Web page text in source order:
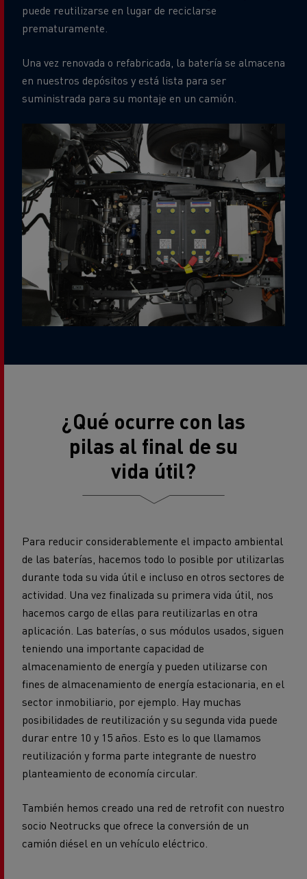
puede reutilizarse en lugar de reciclarse
prematuramente.
Una vez renovada o refabricada, la batería se almacena
en nuestros depósitos y está lista para ser
suministrada para su montaje en un camión.
¿Qué ocurre con las
pilas al final de su
vida útil?
Para reducir considerablemente el impacto ambiental
de las baterías, hacemos todo lo posible por utilizarlas
durante toda su vida útil e incluso en otros sectores de
actividad. Una vez finalizada su primera vida útil, nos
hacemos cargo de ellas para reutilizarlas en otra
aplicación. Las baterías, o sus módulos usados, siguen
teniendo una importante capacidad de
almacenamiento de energía y pueden utilizarse con
fines de almacenamiento de energía estacionaria, en el
sector inmobiliario, por ejemplo. Hay muchas
posibilidades de reutilización y su segunda vida puede
durar entre 10 y 15 años. Esto es lo que llamamos
reutilización y forma parte integrante de nuestro
planteamiento de economía circular.
También hemos creado una red de retrofit con nuestro
socio Neotrucks que ofrece la conversión de un
camión diésel en un vehículo eléctrico.